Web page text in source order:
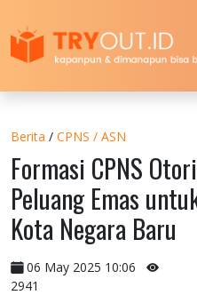
Berita / CPNS / ASN
Formasi CPNS
Peluang Emas
Kota Negara Baru
06 May 2025 10:06
2941